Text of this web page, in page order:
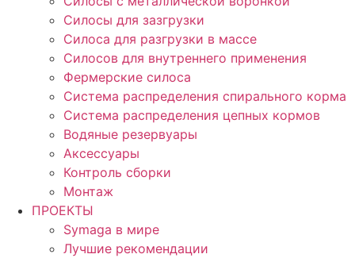
Силосы для зазгрузки
Силоса для разгрузки в массе
Силосов для внутреннего применения
Фермерские силоса
Система распределения спирального корма
Система распределения цепных кормов
Водяные резервуары
Аксессуары
Контроль сборки
Монтаж
ПРОЕКТЫ
Symaga в мире
Лучшие рекомендации